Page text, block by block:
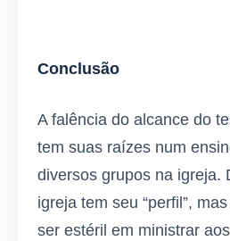
Conclusão
A falência do alcance do
tem suas raízes num
diversos grupos na igreja.
igreja tem seu “perfil”,
ser estéril em ministrar